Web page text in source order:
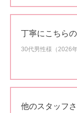
丁寧にこちら
30代男性様（2026
他のスタッフ